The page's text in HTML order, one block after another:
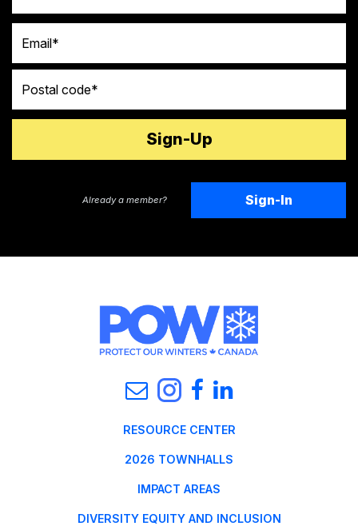
Already a member? Sign-In
RESOURCE CENTER
2026 TOWNHALLS
IMPACT AREAS
DIVERSITY EQUITY AND INCLUSION